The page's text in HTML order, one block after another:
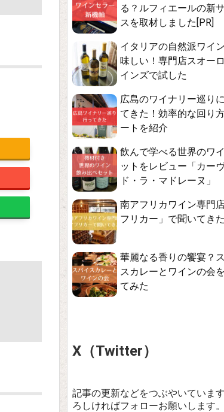
る？ルフィエールの新
スを取材しました[PR]
イタリアの自然派ワイ
味しい！専門店スオー
インズで試した
広島のワイナリー巡り
てきた！効率的な回り
ートを紹介
飲んで学べる世界のワ
ットをレビュー「カーヴ
ド・ラ・マドレーヌ」
南アフリカワイン専門
フリカー」で聞いてきた
華麗なる香りの饗宴？
スカレーとワインの会
てみた
X（Twitter）
記事の更新などをつぶやいていま
ろしければフォローお願いします。